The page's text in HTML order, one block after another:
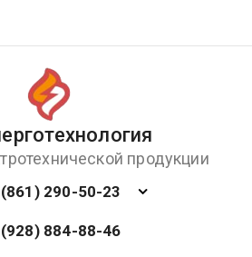
продукции
290-50-23
884-88-46